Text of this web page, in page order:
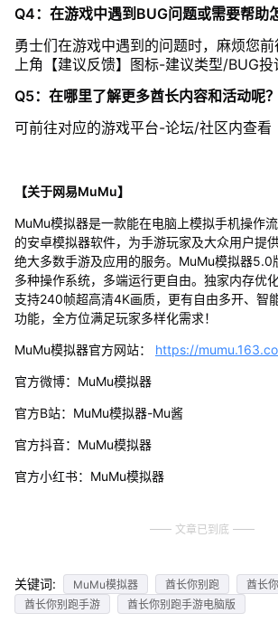
Q4：在游戏中遇到BUG问题或需要帮助
勇士们在游戏中遇到的问题时，麻烦您
上角【建议反馈】图标-建议类型/BUG投
Q5：在哪里了解更多酋长内容和活动呢？
可前往对应的游戏平台-论坛/社区内查看
【关于网易MuMu】
MuMu模拟器是一款能在电脑上模拟手机操作
的安卓模拟器软件，为手游玩家及大众用户提
绝大多数手游及应用的服务。MuMu模拟器5.0
多种操作系统，多端运行更自由。独家内存优
支持240帧超高清4K画质，更有自由多开、智
功能，全方位满足玩家多样化需求！
MuMu模拟器官方网站： https://
官方微博：MuMu模拟器
官方B站：MuMu模拟器-Mu酱
官方抖音：MuMu模拟器
官方小红书：MuMu模拟器
文章已到底
关键词: MuMu模拟器 酋长你别跑
酋长
酋长你别跑手游
酋长你别跑手游电脑版